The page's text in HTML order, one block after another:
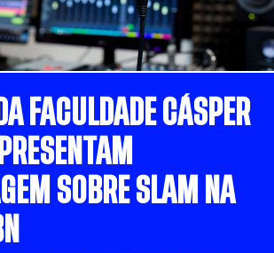
FACULDADE CÁSPER
SOBRE SLAM NA